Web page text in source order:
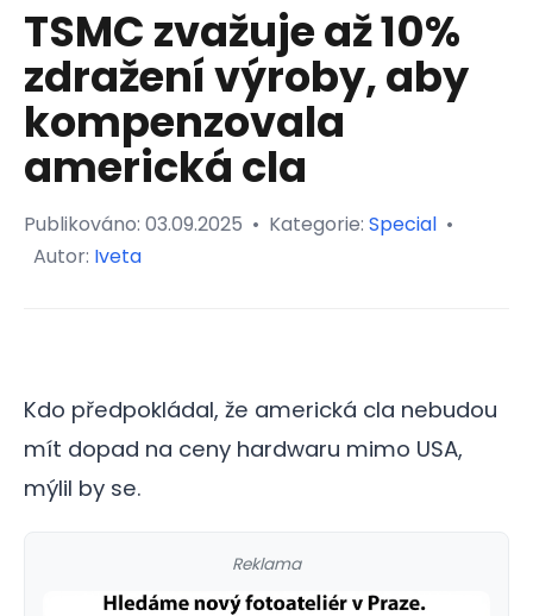
TSMC zvažuje až 10%
zdražení výroby, aby
kompenzovala
americká cla
Publikováno: 03.09.2025 • Kategorie: Special •
Autor: Iveta
Kdo předpokládal, že americká cla nebudou
mít dopad na ceny hardwaru mimo USA,
mýlil by se.
Reklama